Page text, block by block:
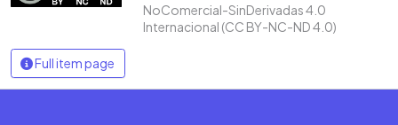
NoComercial-SinDerivadas 4.0
Internacional (CC BY-NC-ND 4.0)
Full item page